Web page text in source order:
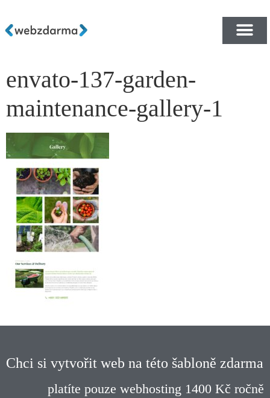
envato-137-garden-
maintenance-gallery-1
Chci si vytvořit web na této šabloně zdarma
platíte pouze webhosting 1400 Kč ročně